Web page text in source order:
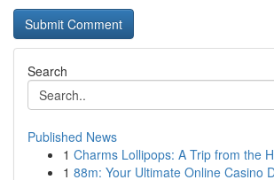
Search
Published News
1 Charms Lollipops: A Trip from the
1 88m: Your Ultimate Online Casino